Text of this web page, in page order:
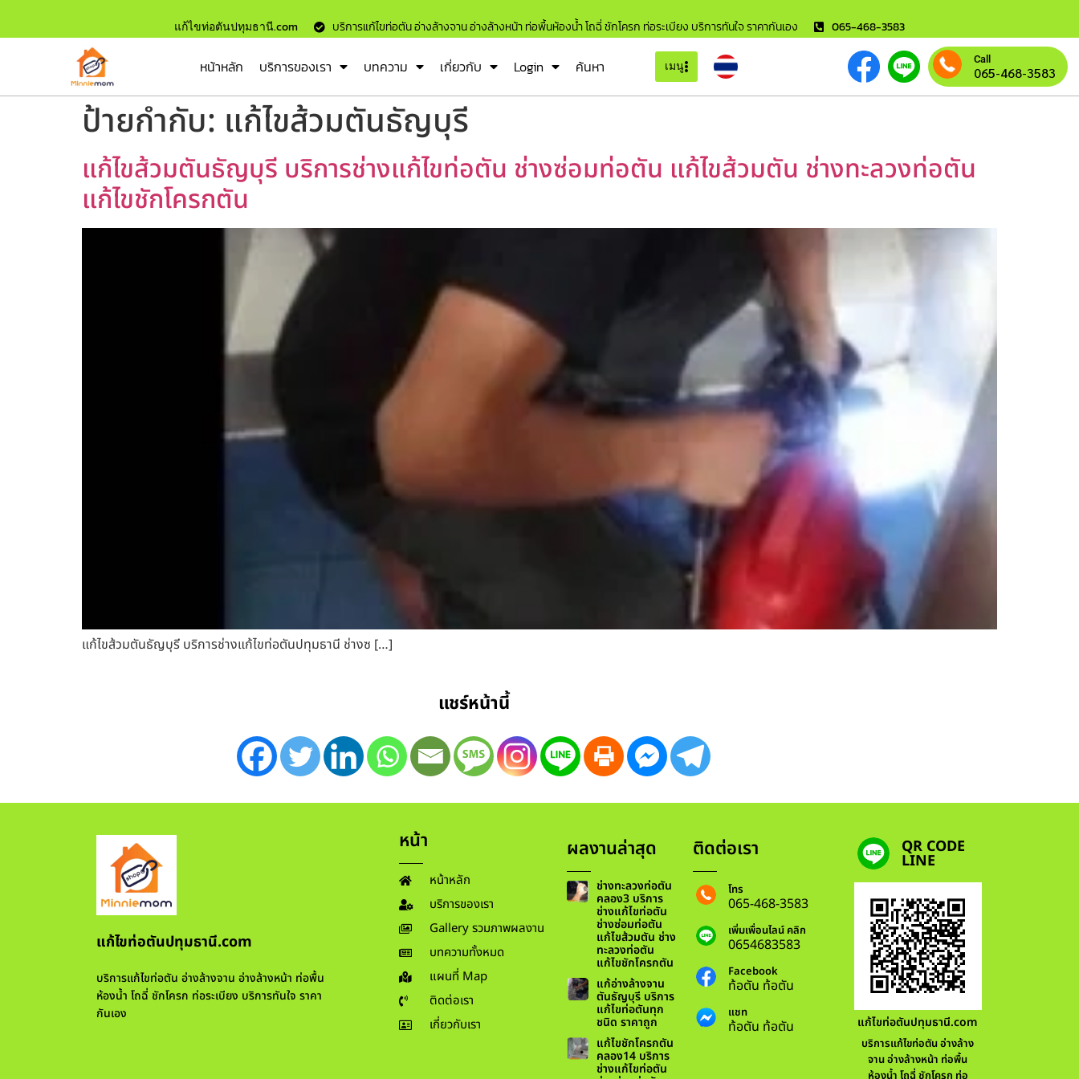
แก้ไขท่อตันปทุมธานี.com บริการแก้ไขท่อตัน อ่างล้างจาน อ่างล้างหน้า ท่อพื้นห้องน้ำ โถฉี่ ชักโครก ท่อระเบียง บริการทันใจ ราคากันเอง 065-468-3583
หน้าหลัก บริการของเรา บทความ เกี่ยวกับ Login ค้นหา เมนู Call
065-468-3583
ป้ายกำกับ: แก้ไขส้วมตันธัญบุรี
แก้ไขส้วมตันธัญบุรี บริการช่างแก้ไขท่อตัน ช่างซ่อมท่อตัน แก้ไขส้วมตัน ช่างทะลวงท่อตัน
แก้ไขชักโครกตัน
แก้ไขส้วมตันธัญบุรี บริการช่างแก้ไขท่อตันปทุมธานี ช่างซ […]
แชร์หน้านี้
แก้ไขท่อตันปทุมธานี.com
บริการแก้ไขท่อตัน อ่างล้างจาน อ่างล้างหน้า ท่อพื้น
ห้องน้ำ โถฉี่ ชักโครก ท่อระเบียง บริการทันใจ ราคา
กันเอง
หน้า
หน้าหลัก
บริการของเรา
Gallery รวมภาพผลงาน
บทความทั้งหมด
แผนที่ Map
ติดต่อเรา
เกี่ยวกับเรา
ผลงานล่าสุด
ช่างทะลวงท่อตัน
คลอง3 บริการ
ช่างแก้ไขท่อตัน
ช่างซ่อมท่อตัน
แก้ไขส้วมตัน ช่าง
ทะลวงท่อตัน
แก้ไขชักโครกตัน
แก้อ่างล้างจาน
ตันธัญบุรี บริการ
แก้ไขท่อตันทุก
ชนิด ราคาถูก
แก้ไขชักโครกตัน
คลอง14 บริการ
ช่างแก้ไขท่อตัน
ติดต่อเรา
โทร
065-468-3583
เพิ่มเพื่อนไลน์ คลิก
0654683583
Facebook
ท้อตัน ท้อตัน
แชท
ท้อตัน ท้อตัน
QR CODE
LINE
แก้ไขท่อตันปทุมธานี.com
บริการแก้ไขท่อตัน อ่างล้าง
จาน อ่างล้างหน้า ท่อพื้น